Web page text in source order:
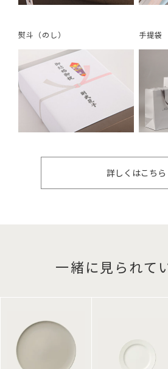
熨斗（のし） 手提袋
詳しくはこちら
一緒に見られて